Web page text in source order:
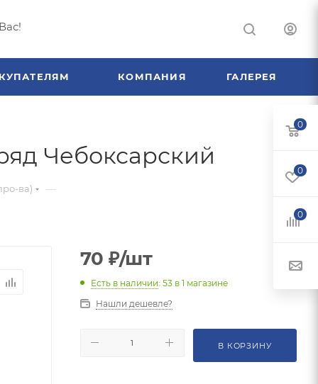
КОМПАНИЯ ГАЛЕРЕЯ
Чебоксарский
ва) —
70 ₽/шт
Есть в наличии: 53 в 1 магазине
Нашли дешевле?
В КОРЗИНУ
0
0
0